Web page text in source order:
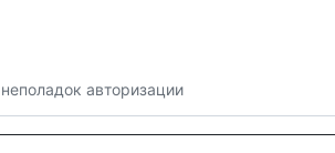
авторизации